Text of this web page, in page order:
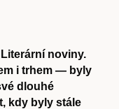
noviny.
i trhem — byly
dlouhé
kdy byly stále